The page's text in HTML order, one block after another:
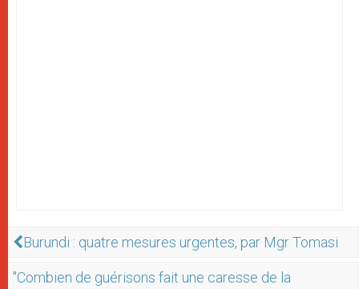
Burundi : quatre mesures urgentes, par Mgr Tomasi
"Combien de guérisons fait une caresse de la